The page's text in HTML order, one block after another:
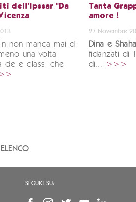
dell'Ipssar "Da
non manca mai di
una volta
delle classi che
Tanta
amore !
27 Novembre
Dina e
fidanzati di
di... >>>
SEGUICI SU: